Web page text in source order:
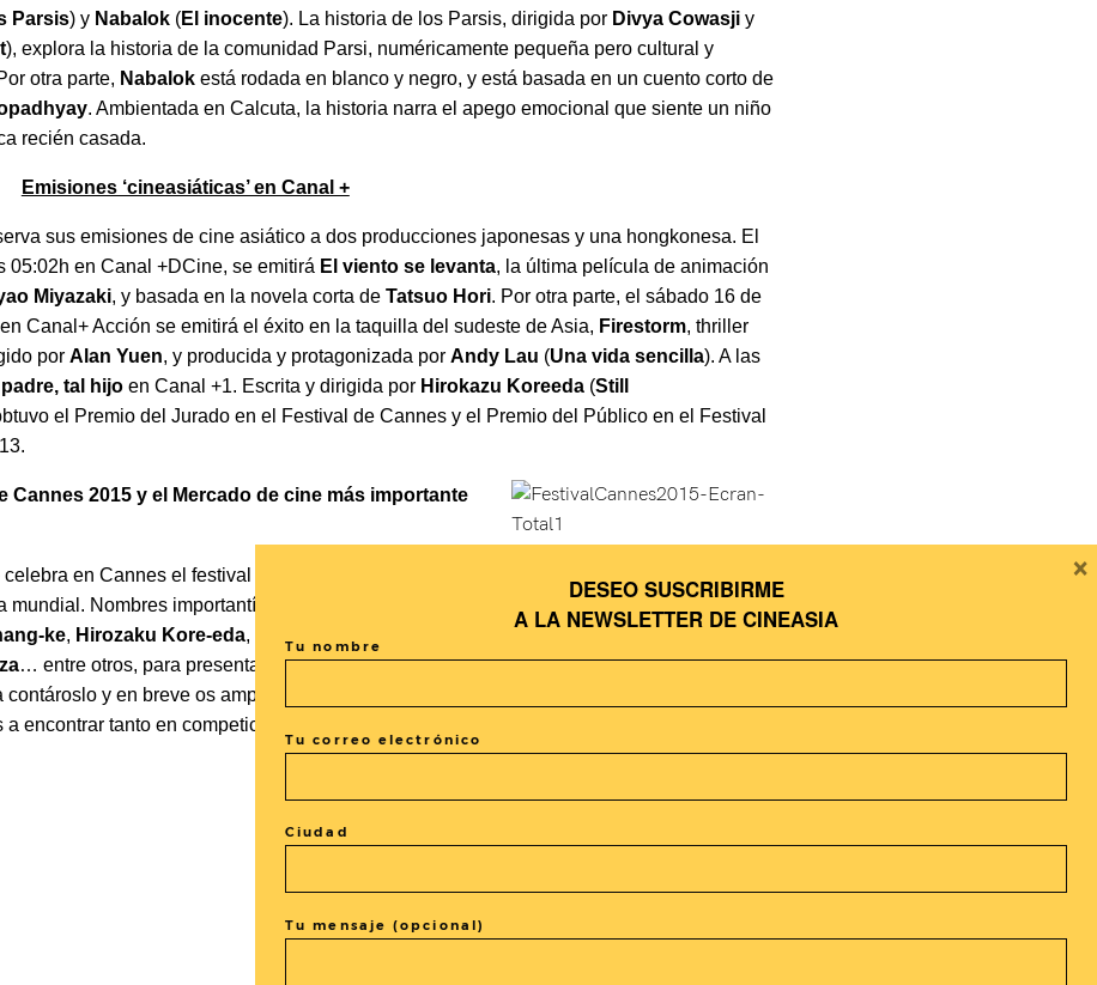
Parsis) y Nabalok (El inocente). La historia de los Parsis, dirigida por Divya Cowasji y
), explora la historia de la comunidad Parsi, numéricamente pequeña pero cultural y
otra parte, Nabalok está rodada en blanco y negro, y está basada en un cuento corto de
. Ambientada en Calcuta, la historia narra el apego emocional que siente un niño
recién casada.
Emisiones ‘cineasiáticas’ en Canal +
sus emisiones de cine asiático a dos producciones japonesas y una hongkonesa. El
05:02h en Canal +DCine, se emitirá El viento se levanta, la última película de animación
Miyazaki, y basada en la novela corta deTatsuo Hori. Por otra parte, el sábado 16 de
Canal+ Acción se emitirá el éxito en la taquilla del sudeste de Asia, Firestorm, thriller
porAlan Yuen, y producida y protagonizada porAndy Lau (Una vida sencilla). A las
padre, tal hijo en Canal +1. Escrita y dirigida por Hirokazu Koreeda (Still
el Premio del Jurado en el Festival de Cannes y el Premio del Público en el Festival
Cannes 2015 y el Mercado de cine más importante
en Cannes el festival y mercado de cine más relevante y prestigioso dentro de la
mundial. Nombres importantísimos de la cinematografía mundial, y cómo no, asiática
ke, Hirozaku Kore-eda,
… entre otros, para presentar en las distintas secciones del certamen sus últimos trabajos.
y en breve os ampliaremos la información sobre el Festival y las novedades
encontrar tanto en competición como en el mercado. Estad atentos!!
DESEO SUSCRIBIRME
A LA NEWSLETTER DE CINEASIA
Tu nombre
Tu correo electrónico
Ciudad
Tu mensaje (opcional)
×